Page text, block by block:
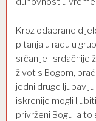
Kroz odabrane
pitanja u radu u
srčanije i srdačnije
život s Bogom,
jedni druge
iskrenije mogli
privrženi Bogu, a